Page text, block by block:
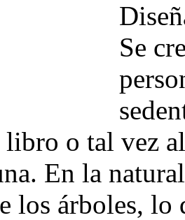
Se
o tal vez
En la
los árboles,